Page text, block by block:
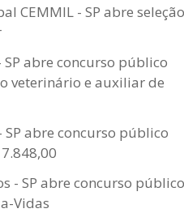
CEMMIL - SP abre seleção
abre concurso público
veterinário e auxiliar de
abre concurso público
- SP abre concurso público
Vidas